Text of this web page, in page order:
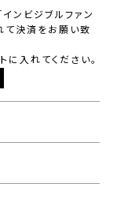
ンビジブルファン
て決済をお願い致
入れてください。